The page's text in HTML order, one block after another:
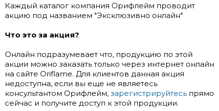
Каждый каталог компания Орифлейм проводит
акцию под названием "Эксклюзивно онлайн"
Что это за акция?
Онлайн подразумевает что, продукцию по этой
акции можно заказать только через интернет онлайн
на сайте Oriflame. Для клиентов данная акция
недоступна, если вы еще не являетесь
консультантом Орифлейм, зарегистрируйтесь прямо
сейчас и получите доступ к этой продукции.